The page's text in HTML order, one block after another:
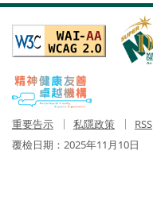
重要告示 私隱政策 RSS
覆檢日期： 2025年11月10日